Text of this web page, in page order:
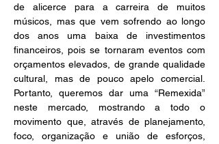
de alicerce para a carreira de muitos
músicos, mas que vem sofrendo ao longo
dos anos uma baixa de investimentos
financeiros, pois se tornaram eventos com
orçamentos elevados, de grande qualidade
cultural, mas de pouco apelo comercial.
Portanto, queremos dar uma “Remexida”
neste mercado, mostrando a todo o
movimento que, através de planejamento,
foco, organização e união de esforços,